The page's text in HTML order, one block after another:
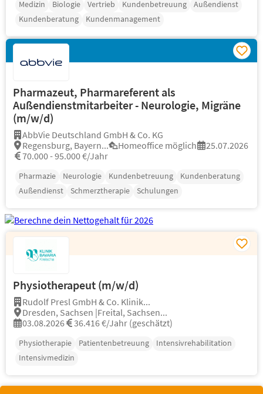
Medizin Biologie Vertrieb Kundenbetreuung
Außendienst
Kundenberatung
Kundenmanagement
Pharmazeut, Pharmareferent als
Außendienstmitarbeiter - Neurologie, Migräne
(m/w/d)
AbbVie Deutschland GmbH & Co. KG
Regensburg, Bayern...
Homeoffice möglich
25.07.2026
70.000 - 95.000 €/Jahr
Pharmazie Neurologie Kundenbetreuung
Kundenberatung
Außendienst
Schmerztherapie Schulungen
Physiotherapeut (m/w/d)
Rudolf Presl GmbH & Co. Klinik...
Dresden, Sachsen |Freital, Sachsen...
03.08.2026
36.416 €/Jahr (geschätzt)
Physiotherapie Patientenbetreuung
Intensivrehabilitation
Intensivmedizin